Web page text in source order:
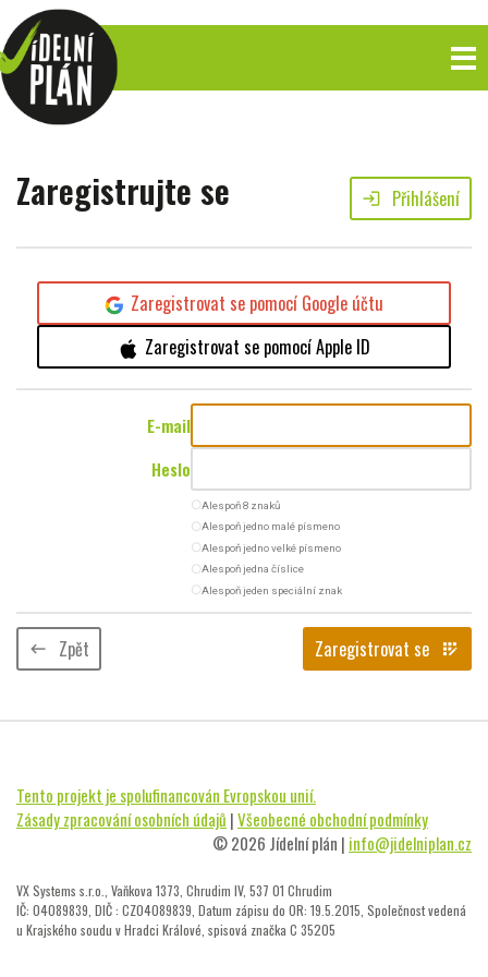
Zaregistrujte se login Přihlášení
Zaregistrovat se pomocí Google účtu
Zaregistrovat se pomocí Apple ID
E-mail
Heslo
radio_button_uncheckedAlespoň 8 znaků
radio_button_uncheckedAlespoň jedno malé písmeno
radio_button_uncheckedAlespoň jedno velké písmeno
radio_button_uncheckedAlespoň jedna číslice
radio_button_uncheckedAlespoň jeden speciální znak
keyboard_backspace Zpět Zaregistrovat se app_registration
Tento projekt je spolufinancován Evropskou unií.
Zásady zpracování osobních údajů |Všeobecné obchodní podmínky
© 2026 Jídelní plán | info@jidelniplan.cz
VX Systems s.r.o., Vaňkova 1373, Chrudim IV, 537 01 Chrudim
IČ: 04089839, DIČ : CZ04089839, Datum zápisu do OR: 19.5.2015, Společnost vedená
u Krajského soudu v Hradci Králové, spisová značka C 35205